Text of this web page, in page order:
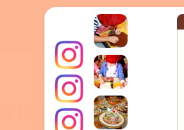
インス